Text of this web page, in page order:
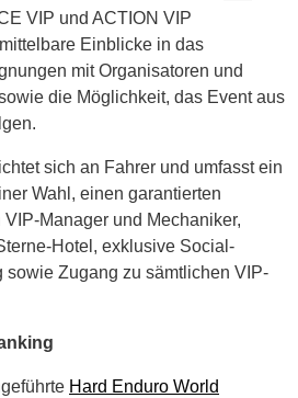
VIP und ACTION VIP
Einblicke in das
mit Organisatoren und
die Möglichkeit, das Event aus
sich an Fahrer und umfasst ein
Wahl, einen garantierten
Manager und Mechaniker,
Hotel, exklusive Social-
sowie Zugang zu sämtlichen VIP-
Hard Enduro World